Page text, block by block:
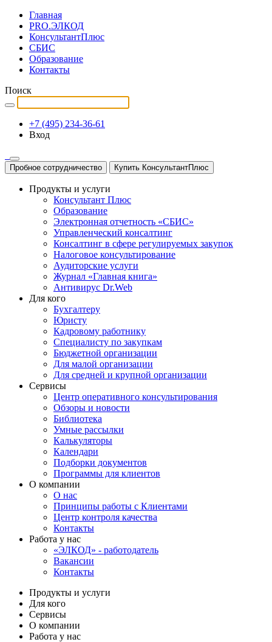
Главная
PRO.ЭЛКОД
КонсультантПлюс
СБИС
Образование
Контакты
Поиск
+7 (495) 234-36-61
Вход
Пробное сотрудничество Купить КонсультантПлюс
Продукты и услуги
Консультант Плюс
Образование
Электронная отчетность «СБИС»
Управленческий консалтинг
Консалтинг в сфере регулируемых закупок
Налоговое консультирование
Аудиторские услуги
Журнал «Главная книга»
Антивирус Dr.Web
Для кого
Бухгалтеру
Юристу
Кадровому работнику
Специалисту по закупкам
Бюджетной организации
Для малой организации
Для средней и крупной организации
Сервисы
Центр оперативного консультирования
Обзоры и новости
Библиотека
Умные рассылки
Калькуляторы
Календари
Подборки документов
Программы для клиентов
О компании
О нас
Принципы работы с Клиентами
Центр контроля качества
Контакты
Работа у нас
«ЭЛКОД» - работодатель
Вакансии
Контакты
Продукты и услуги
Для кого
Сервисы
О компании
Работа у нас